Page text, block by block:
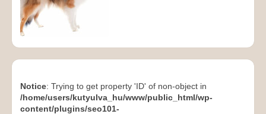
Notice: Trying to get property 'ID' of non-object in
/home/users/kutyulva_hu/www/public_html/wp-
content/plugins/seo101-